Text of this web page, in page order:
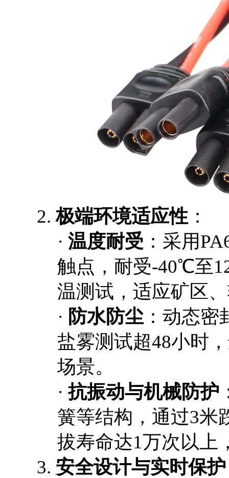
2.极端环境适应性 ：
· 温度耐受 ：采用
触点，耐受-40℃至
温测试，适应矿区
· 防水防尘 ：动态
盐雾测试超48小时
场景。
·抗振动与机械防护
簧等结构，通过3米
拔寿命达1万次以上
3. 安全设计与实时保护